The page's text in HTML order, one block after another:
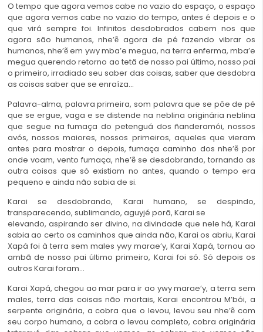
O tempo que agora vemos cabe no vazio do espaço, o espaço
que agora vemos cabe no vazio do tempo, antes é depois e o
que virá sempre foi. Infinitos desdobrados cabem nos que
agora são humanos, nhe’ẽ agora de pé fazendo vibrar os
humanos, nhe’ẽ em ywy mba’e megua, na terra enferma, mba’e
megua querendo retorno ao tetã de nosso pai último, nosso pai
o primeiro, irradiado seu saber das coisas, saber que desdobra
as coisas saber que se enraíza…
Palavra-alma, palavra primeira, som palavra que se põe de pé
que se ergue, vaga e se distende na neblina originária neblina
que segue na fumaça do petenguá dos ñanderamói, nossos
avós, nossos maiores, nossos primeiros, aqueles que vieram
antes para mostrar o depois, fumaça caminho dos nhe’ẽ por
onde voam, vento fumaça, nhe’ẽ se desdobrando, tornando as
outra coisas que só existiam no antes, quando o tempo era
pequeno e ainda não sabia de si.
Karai se desdobrando, Karai humano, se despindo,
transparecendo, sublimando, aguyjé porã, Karai se
elevando, aspirando ser divino, na divindade que nele há, Karai
sabia ao certo os caminhos que ainda não, Karai os abriu, Karai
Xapá foi à terra sem males ywy marae’y, Karai Xapá, tornou ao
ambã de nosso pai último primeiro, Karai foi só. Só depois os
outros Karai foram…
Karai Xapá, chegou ao mar para ir ao ywy marae’y, a terra sem
males, terra das coisas não mortais, Karai encontrou M’bói, a
serpente originária, a cobra que o levou, levou seu nhe’ẽ com
seu corpo humano, a cobra o levou completo, cobra originária